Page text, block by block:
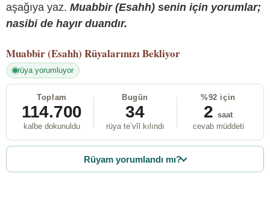
aşağıya yaz. Muabbir (Esahh) senin için yorumlar;
nasibi de hayır duandır.
Muabbir (Esahh) Rüyalarınızı Bekliyor
rüya yorumluyor
Toplam
114.700
kalbe dokunuldu
Bugün
34
rüya te’vîl kılındı
%92 için
2 saat
cevab müddeti
Rüyam yorumlandı mı?